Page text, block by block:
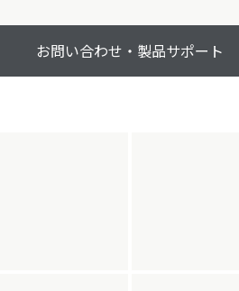
ズ
お問い合わせ・製品サポート